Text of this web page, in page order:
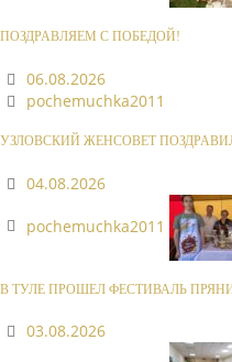
ПОЗДРАВЛЯЕМ С ПОБЕДОЙ!
06.08.2026
pochemuchka2011
УЗЛОВСКИЙ ЖЕНСОВЕТ
04.08.2026
pochemuchka2011
В ТУЛЕ ПРОШЕЛ ФЕСТИВАЛЬ
03.08.2026